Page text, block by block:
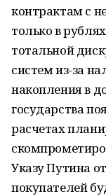
контрактам с
только в
тотальной
систем из-за
накопления в
государства
расчетах
Указу Путина
покупателей